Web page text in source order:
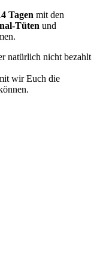
Tagen mit den
Tüten und
natürlich nicht bezahlt
wir Euch die